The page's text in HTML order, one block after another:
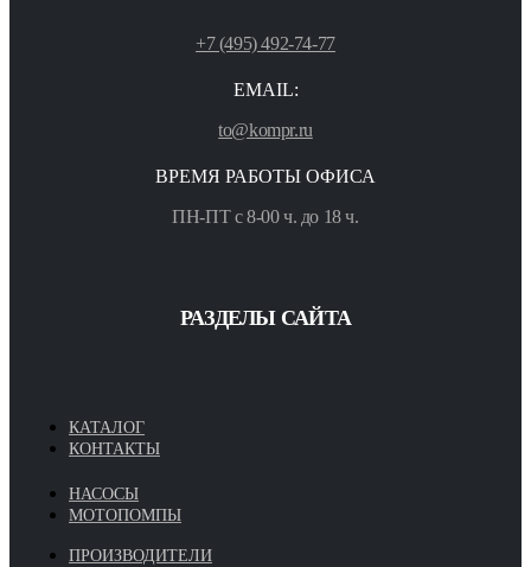
+7 (495) 492-74-77
EMAIL:
to@kompr.ru
ВРЕМЯ РАБОТЫ ОФИСА
ПН-ПТ с 8-00 ч. до 18 ч.
РАЗДЕЛЫ САЙТА
КАТАЛОГ
КОНТАКТЫ
НАСОСЫ
МОТОПОМПЫ
ПРОИЗВОДИТЕЛИ